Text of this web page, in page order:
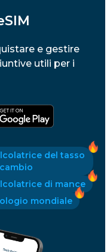
e gestire
utili per i
del tasso
di mance
mondiale